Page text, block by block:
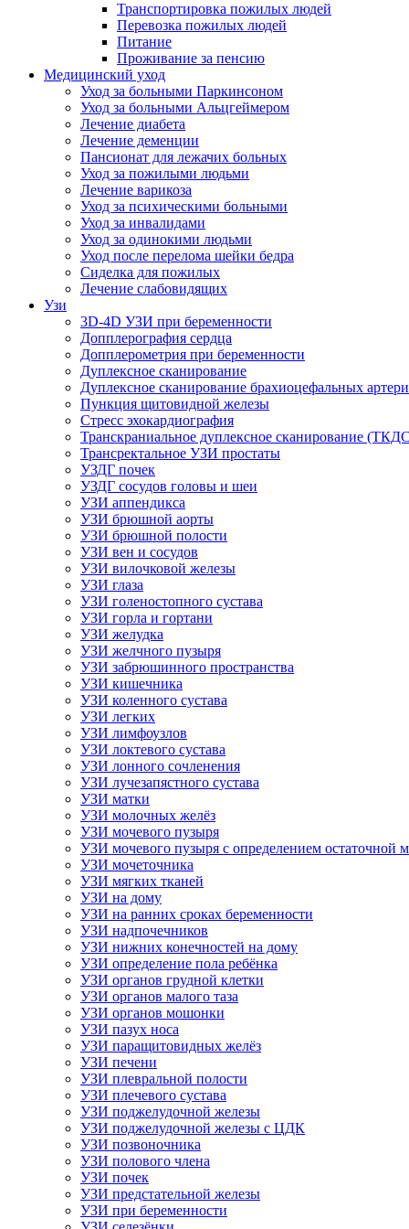
Транспортировка пожилых людей
Перевозка пожилых людей
Питание
Проживание за пенсию
Медицинский уход
Уход за больными Паркинсоном
Уход за больными Альцгеймером
Лечение диабета
Лечение деменции
Пансионат для лежачих больных
Уход за пожилыми людьми
Лечение варикоза
Уход за психическими больными
Уход за инвалидами
Уход за одинокими людьми
Уход после перелома шейки бедра
Сиделка для пожилых
Лечение слабовидящих
Узи
3D-4D УЗИ при беременности
Допплерография сердца
Допплерометрия при беременности
Дуплексное сканирование
Дуплексное сканирование брахиоцефальных
Пункция щитовидной железы
Стресс эхокардиография
Транскраниальное дуплексное сканирование
Трансректальное УЗИ простаты
УЗДГ почек
УЗДГ сосудов головы и шеи
УЗИ аппендикса
УЗИ брюшной аорты
УЗИ брюшной полости
УЗИ вен и сосудов
УЗИ вилочковой железы
УЗИ глаза
УЗИ голеностопного сустава
УЗИ горла и гортани
УЗИ желудка
УЗИ желчного пузыря
УЗИ забрюшинного пространства
УЗИ кишечника
УЗИ коленного сустава
УЗИ легких
УЗИ лимфоузлов
УЗИ локтевого сустава
УЗИ лонного сочленения
УЗИ лучезапястного сустава
УЗИ матки
УЗИ молочных желёз
УЗИ мочевого пузыря
УЗИ мочевого пузыря с определением остаточной
УЗИ мочеточника
УЗИ мягких тканей
УЗИ на дому
УЗИ на ранних сроках беременности
УЗИ надпочечников
УЗИ нижних конечностей на дому
УЗИ определение пола ребёнка
УЗИ органов грудной клетки
УЗИ органов малого таза
УЗИ органов мошонки
УЗИ пазух носа
УЗИ паращитовидных желёз
УЗИ печени
УЗИ плевральной полости
УЗИ плечевого сустава
УЗИ поджелудочной железы
УЗИ поджелудочной железы с ЦДК
УЗИ позвоночника
УЗИ полового члена
УЗИ почек
УЗИ предстательной железы
УЗИ при беременности